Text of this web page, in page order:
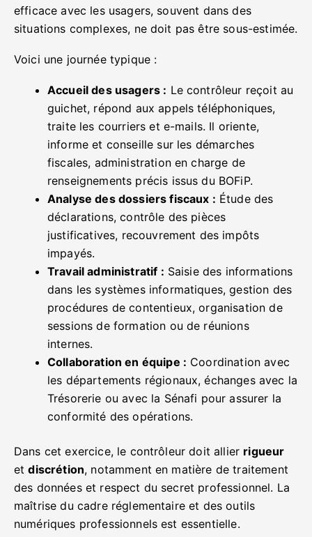
efficace avec les usagers, souvent dans des
situations complexes, ne doit pas être sous-estimée.
Voici une journée typique :
Accueil des usagers : Le contrôleur reçoit au
guichet, répond aux appels téléphoniques,
traite les courriers et e-mails. Il oriente,
informe et conseille sur les démarches
fiscales, administration en charge de
renseignements précis issus du BOFiP.
Analyse des dossiers fiscaux : Étude des
déclarations, contrôle des pièces
justificatives, recouvrement des impôts
impayés.
Travail administratif : Saisie des informations
dans les systèmes informatiques, gestion des
procédures de contentieux, organisation de
sessions de formation ou de réunions
internes.
Collaboration en équipe : Coordination avec
les départements régionaux, échanges avec la
Trésorerie ou avec la Sénafi pour assurer la
conformité des opérations.
Dans cet exercice, le contrôleur doit allier rigueur
etdiscrétion, notamment en matière de traitement
des données et respect du secret professionnel. La
maîtrise du cadre réglementaire et des outils
numériques professionnels est essentielle.